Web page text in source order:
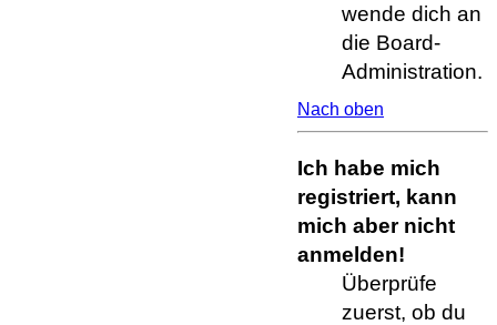
wende dich an
die Board-
Administration.
Nach oben
Ich habe mich
registriert, kann
mich aber nicht
anmelden!
Überprüfe
zuerst, ob du